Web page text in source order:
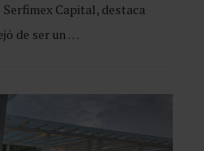
Capital, destaca
de ser un …